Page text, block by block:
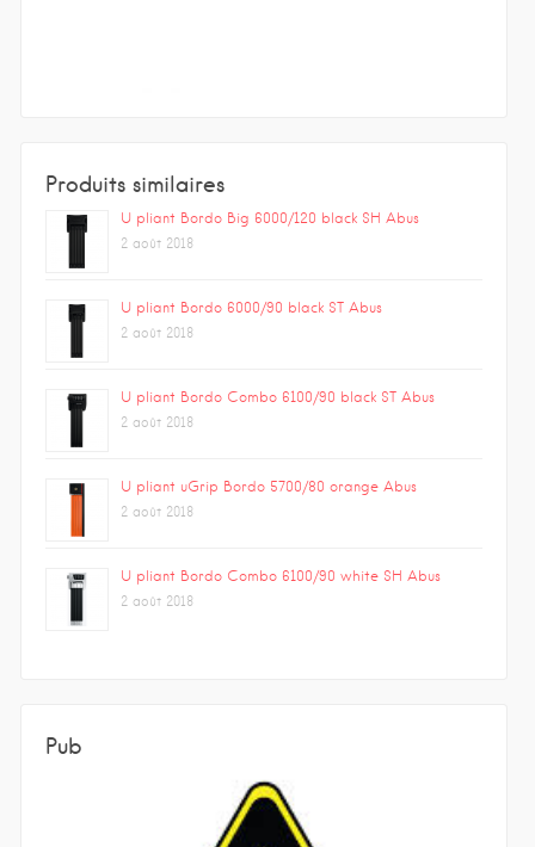
Produits similaires
U pliant Bordo Big 6000/120 black SH Abus
2 août 2018
U pliant Bordo 6000/90 black ST Abus
2 août 2018
U pliant Bordo Combo 6100/90 black ST Abus
2 août 2018
U pliant uGrip Bordo 5700/80 orange Abus
2 août 2018
U pliant Bordo Combo 6100/90 white SH Abus
2 août 2018
Pub